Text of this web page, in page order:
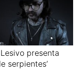
presenta
serpientes’